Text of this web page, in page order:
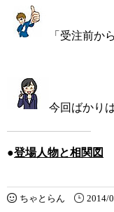
「受注前か
今回ばかり
●登場人物と相関図
ちゃとらん 2014/